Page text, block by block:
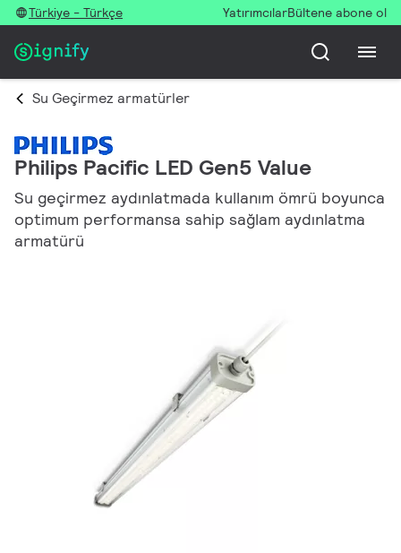
Türkiye - Türkçe YatırımcılarBültene abone ol
Su Geçirmez armatürler
Philips Pacific LED Gen5 Value
Su geçirmez aydınlatmada kullanım ömrü boyunca
optimum performansa sahip sağlam aydınlatma
armatürü